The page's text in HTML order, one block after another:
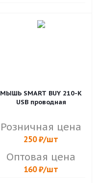
МЫШЬ SMART BUY 210-K
USB проводная
Розничная цена
250₽/шт
Оптовая цена
160₽/шт